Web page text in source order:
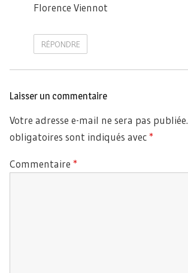
Florence Viennot
RÉPONDRE
Laisser un commentaire
Votre adresse e-mail ne sera pas publiée.
obligatoires sont indiqués avec*
Commentaire *